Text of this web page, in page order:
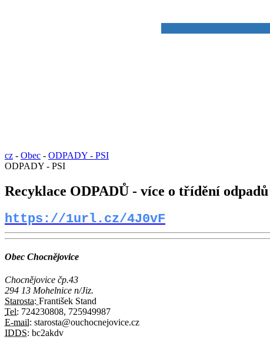
cz - Obec - ODPADY - PSI
ODPADY - PSI
Recyklace ODPADŮ - více o třídění
https://1url.cz/4J0vF
Obec Chocnějovice
Chocnějovice čp.43
294 13 Mohelnice n/Jiz.
Starosta: František Stand
Tel: 724230808, 725949987
E-mail: starosta@ouchocnejovice.cz
IDDS: bc2akdv